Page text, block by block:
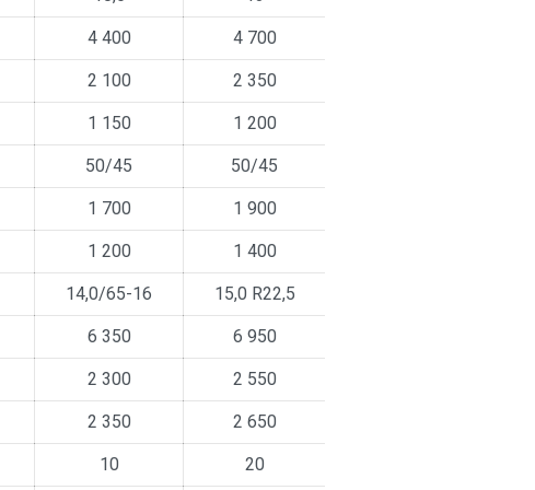
4 400 4 700
2 100 2 350
1 150 1 200
50/45 50/45
1 700 1 900
1 200 1 400
14,0/65-16 15,0 R22,5
6 350 6 950
2 300 2 550
2 350 2 650
10 20